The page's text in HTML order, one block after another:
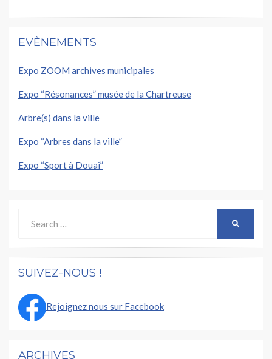
EVÈNEMENTS
Expo ZOOM archives municipales
Expo “Résonances” musée de la Chartreuse
Arbre(s) dans la ville
Expo “Arbres dans la ville”
Expo “Sport à Douai”
for:
SUIVEZ-NOUS !
Rejoignez nous sur Facebook
ARCHIVES